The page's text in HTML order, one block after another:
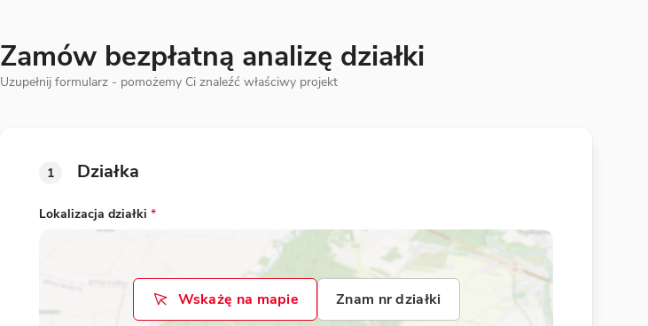
Zamów bezpłatną analizę działki
Uzupełnij formularz - pomożemy Ci znaleźć właściwy projekt
1 Działka
Lokalizacja działki *
Wskażę na mapie Znam nr działki